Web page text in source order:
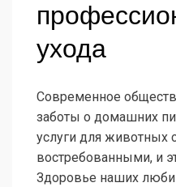
ухода
Современное
заботы о домашних
услуги для животных
востребованными, и
Здоровье наших